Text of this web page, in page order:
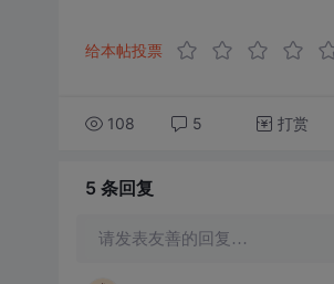
给本帖投票
108 5 打赏
5 条回复
请发表友善的回复…